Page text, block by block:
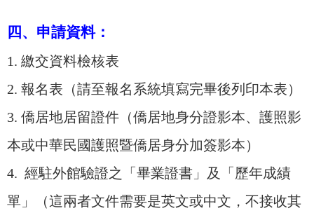
四、申請資料：
1. 繳交資料檢核表
2. 報名表（請至報名系統填寫完畢後列印本表）
3. 僑居地居留證件（僑居地身分證影本、護照影
本或中華民國護照暨僑居身分加簽影本）
4. 經駐外館驗證之「畢業證書」及「歷年成績
單」（這兩者文件需要是英文或中文，不接收其